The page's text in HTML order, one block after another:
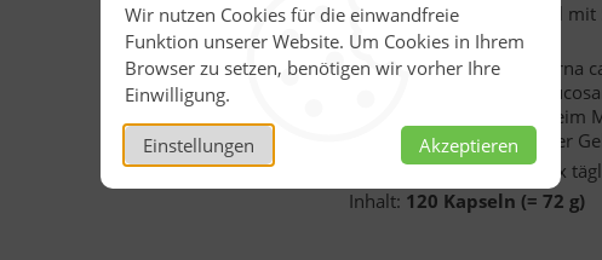
Wir nutzen Cookies für die einwandfreie
Funktion unserer Website. Um Cookies in Ihrem
Browser zu setzen, benötigen wir vorher Ihre
Einwilligung.
Einstellungen Akzeptieren
Narungsergänzungsmittel
Konzentrat je Kapsel.
Die Grünlippmuschel (Perna
gezüchtet und enthält
Stoffverbindungen, die beim
Gelenkknorpeln und in der
Verzehrempfehlung: 1 x
Inhalt: 120 Kapseln (= 72 g)